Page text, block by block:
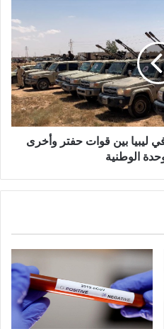
ليبيا بين قوات حفتر وأخرى
الوطنية